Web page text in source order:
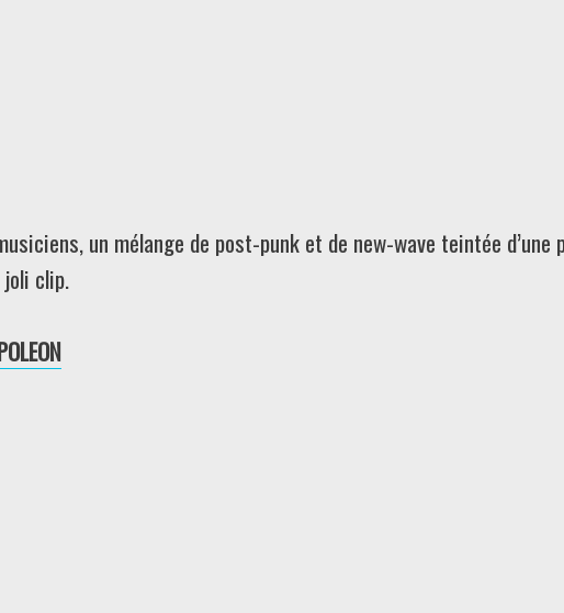
un mélange de post-punk et de new-wave teintée
clip.